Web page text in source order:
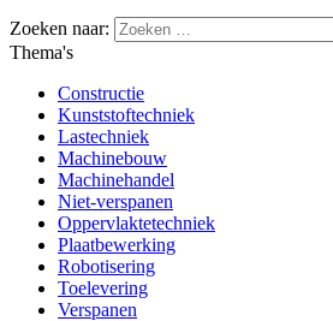
Zoeken naar:
Thema's
Constructie
Kunststoftechniek
Lastechniek
Machinebouw
Machinehandel
Niet-verspanen
Oppervlaktetechniek
Plaatbewerking
Robotisering
Toelevering
Verspanen